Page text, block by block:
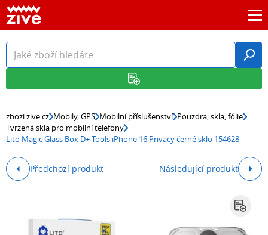
zbozi.zive.cz Mobily, GPS Mobilní příslušenství Pouzdra, skla, fólie
Tvrzená skla pro mobilní telefony
Lito Magic Glass Box D+ Tools iPhone 16 Privacy černé sklo 154628
Předchozí produkt Následující produkt